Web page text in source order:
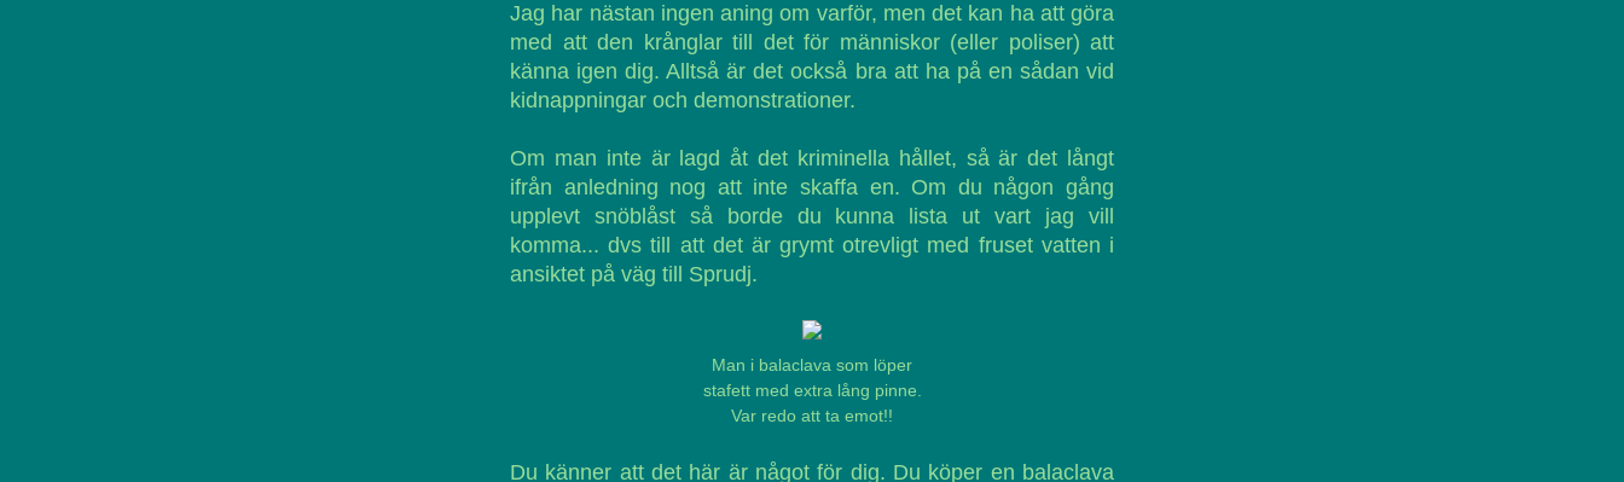
Jag har nästan ingen aning om varför, men det kan ha att göra
med att den krånglar till det för människor (eller poliser) att
känna igen dig. Alltså är det också bra att ha på en sådan vid
kidnappningar och demonstrationer.
Om man inte är lagd åt det kriminella hållet, så är det långt
ifrån anledning nog att inte skaffa en. Om du någon gång
upplevt snöblåst så borde du kunna lista ut vart jag vill
komma... dvs till att det är grymt otrevligt med fruset vatten i
ansiktet på väg till Sprudj.
Man i balaclava som löper
stafett med extra lång pinne.
Var redo att ta emot!!
Du känner att det här är något för dig. Du köper en balaclava